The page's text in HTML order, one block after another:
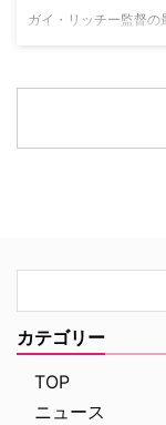
「スターヴ・エイカー
幼い息子オーウェンは
ガイ・リッチー監督の
ヘンリー・カヴィルに
た。さらに、著名人た
ンを熱狂させたガイ・
督の最新作は、最高に
最高に危険なノンスト
ィアクションだ。アメ
カテゴリー
TOP
ニュース